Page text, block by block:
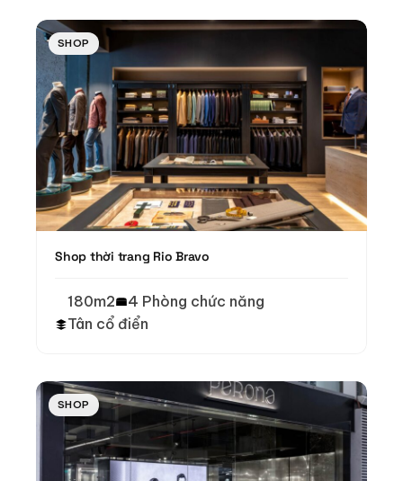
SHOP
Shop thời trang Rio Bravo
180m2
4 Phòng chức năng
Tân cổ điển
SHOP